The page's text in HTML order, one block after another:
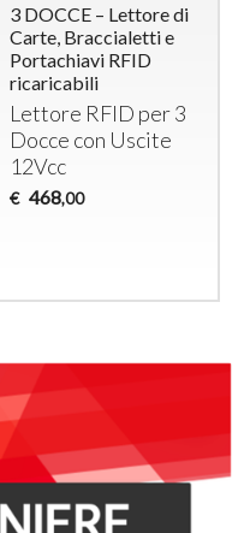
3 DOCCE – Lettore di
Carte, Braccialetti e
Portachiavi RFID
ricaricabili
Lettore RFID per 3
Docce con Uscite
12Vcc
€ 468,00